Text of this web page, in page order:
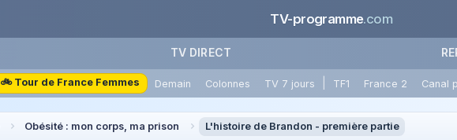
TV-programme.com
TV DIRECT
🚲 Tour de France Femmes Demain Colonnes TV 7 jours TF1 France 2 Canal
Obésité : mon corps, ma prison L'histoire de Brandon - première partie